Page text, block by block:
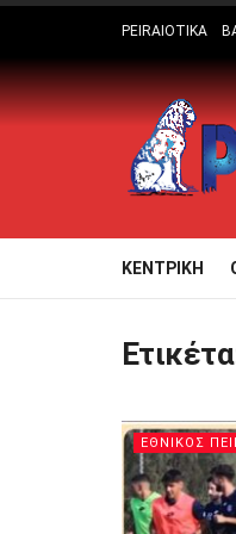
PEIRAIOTIKA
ΚΕΝΤΡΙΚΗ
ΕΘΝΙΚΟΣ